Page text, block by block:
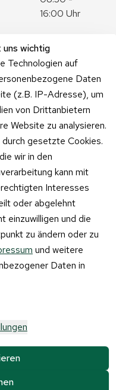
uns wichtig
Technologien auf
Daten
(z.B. IP-Adresse), um
von Drittanbietern
Website zu analysieren.
gesetzte Cookies.
wir in den
kann mit
Interesses
oder abgelehnt
einzuwilligen und die
zu ändern oder zu
und weitere
Daten in
16:00 Uhr
Zum
Kontaktformu
lar
und
Ring 2 01723